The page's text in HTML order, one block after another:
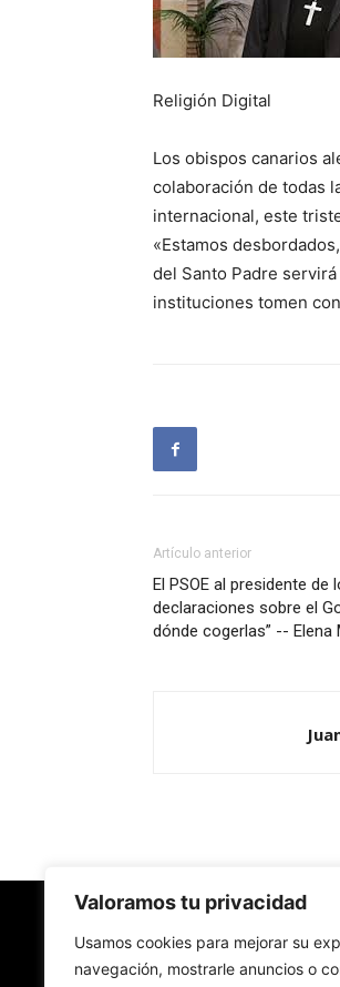
Valoramos tu privacidad
Usamos cookies para mejorar su
navegación, mostrarle anuncios o
Religión Digital
Los obispos canarios
colaboración de todas
internacional, este
«Estamos
del Santo Padre
instituciones tomen
Artículo anterior
El PSOE al presidente de
declaraciones sobre el
dónde cogerlas” -- Elena
Redes